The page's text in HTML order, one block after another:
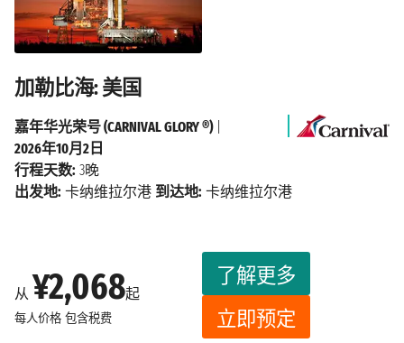
加勒比海: 美国
从 ¥2,068起
每人价格 包含税费
了解更多
立即预定
嘉年华光荣号 (CARNIVAL GLORY ®)|
2026年10月2日
行程天数: 3晚
出发地: 卡纳维拉尔港 到达地: 卡纳维拉尔港